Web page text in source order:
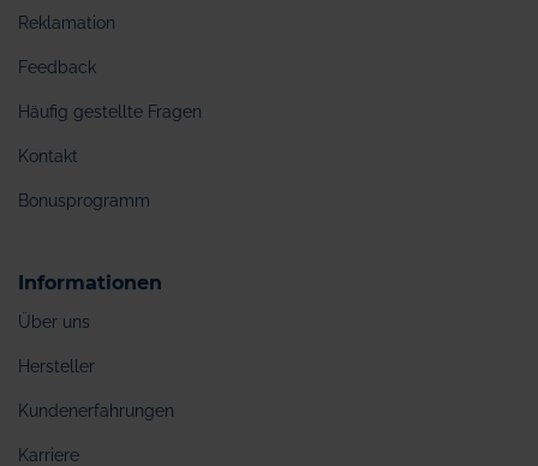
Reklamation
Feedback
Häufig gestellte Fragen
Kontakt
Bonusprogramm
Informationen
Über uns
Hersteller
Kundenerfahrungen
Karriere